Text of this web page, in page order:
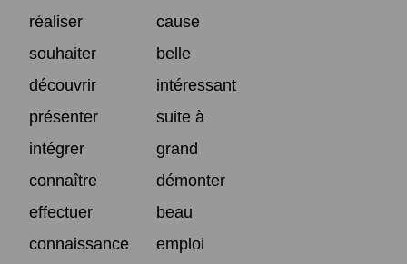
réaliser
cause
souhaiter
belle
découvrir
intéressant
présenter
suite à
intégrer
grand
connaître
démonter
effectuer
beau
connaissance
emploi